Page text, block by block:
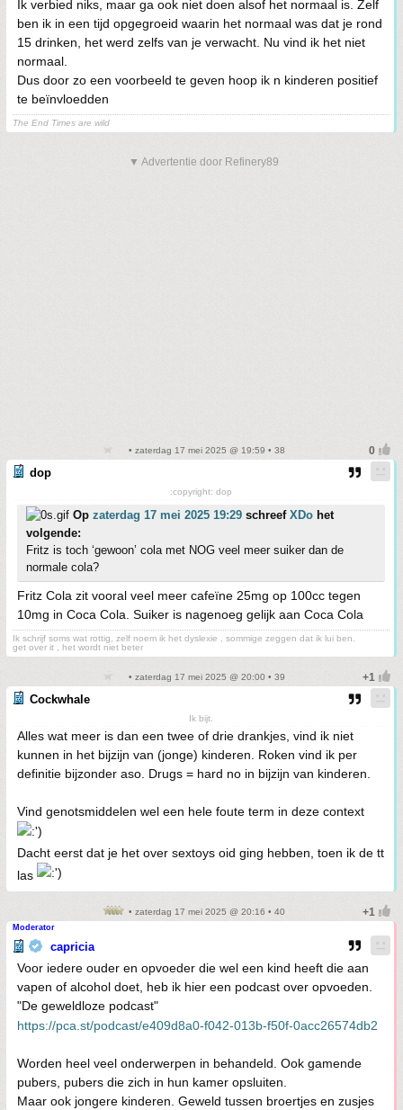
Ik verbied niks, maar ga ook niet doen alsof het normaal is. Zelf
ben ik in een tijd opgegroeid waarin het normaal was dat je rond
15 drinken, het werd zelfs van je verwacht. Nu vind ik het niet
normaal.
Dus door zo een voorbeeld te geven hoop ik n kinderen positief
te beïnvloedden
The End Times are wild
▼ Advertentie door Refinery89
• zaterdag 17 mei 2025 @ 19:59 • 38
dop
:copyright: dop
Op zaterdag 17 mei 2025 19:29 schreef XDo het
volgende:
Fritz is toch ‘gewoon’ cola met NOG veel meer suiker dan de
normale cola?
Fritz Cola zit vooral veel meer cafeïne 25mg op 100cc tegen
10mg in Coca Cola. Suiker is nagenoeg gelijk aan Coca Cola
Ik schrijf soms wat rottig, zelf noem ik het dyslexie , sommige zeggen dat ik lui ben.
get over it , het wordt niet beter
• zaterdag 17 mei 2025 @ 20:00 • 39
Cockwhale
Ik bijt.
Alles wat meer is dan een twee of drie drankjes, vind ik niet
kunnen in het bijzijn van (jonge) kinderen. Roken vind ik per
definitie bijzonder aso. Drugs = hard no in bijzijn van kinderen.
Vind genotsmiddelen wel een hele foute term in deze context
Dacht eerst dat je het over sextoys oid ging hebben, toen ik de tt
las
• zaterdag 17 mei 2025 @ 20:16 • 40
Moderator
capricia
Voor iedere ouder en opvoeder die wel een kind heeft die aan
vapen of alcohol doet, heb ik hier een podcast over opvoeden.
"De geweldloze podcast"
https://pca.st/podcast/e409d8a0-f042-013b-f50f-0acc26574db2
Worden heel veel onderwerpen in behandeld. Ook gamende
pubers, pubers die zich in hun kamer opsluiten.
Maar ook jongere kinderen. Geweld tussen broertjes en zusjes